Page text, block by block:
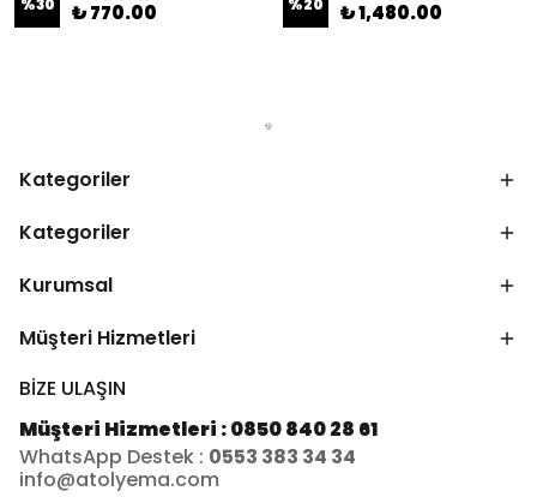
%30 ₺ 770.00 %20 ₺ 1,480.00
Kategoriler
Kategoriler
Kurumsal
Müşteri Hizmetleri
BİZE ULAŞIN
Müşteri Hizmetleri : 0850 840 28 61
WhatsApp Destek : 0553 383 34 34
info@atolyema.com